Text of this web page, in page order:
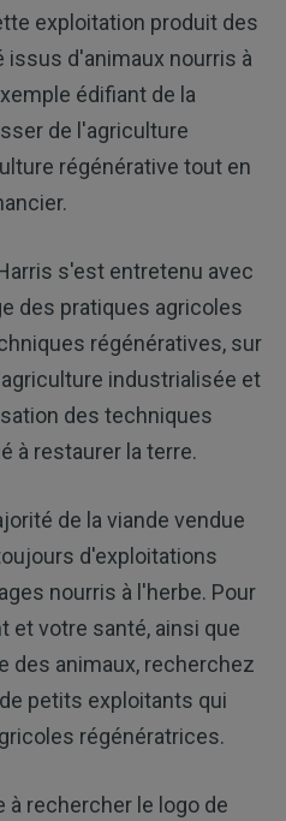
exploitation produit des
issus d'animaux nourris à
édifiant de la
de l'agriculture
régénérative tout en
s'est entretenu avec
des pratiques agricoles
régénératives, sur
industrialisée et
des techniques
à restaurer la terre.
de la viande vendue
d'exploitations
nourris à l'herbe. Pour
et votre santé, ainsi que
des animaux, recherchez
petits exploitants qui
régénératrices.
rechercher le logo de